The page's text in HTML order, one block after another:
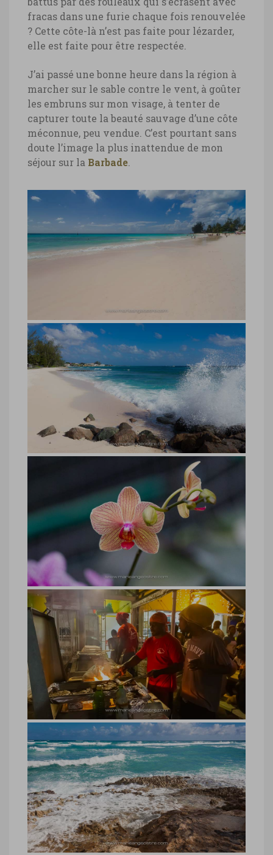
fracas dans une furie chaque fois renouvelée
? Cette côte-là n’est pas faite pour lézarder,
elle est faite pour être respectée.
J’ai passé une bonne heure dans la région à
marcher sur le sable contre le vent, à goûter
les embruns sur mon visage, à tenter de
capturer toute la beauté sauvage d’une côte
méconnue, peu vendue. C’est pourtant sans
doute l’image la plus inattendue de mon
séjour sur la Barbade
Barbade, plage de l’Ouest pour
famille
Barbade, plage de l’Ouest pour famille ©
Marie-Ange Ostré
Barbade, plage de l’Ouest
Barbade, plage de l’Ouest © Marie-Ange
Ostré
Barbade, Orchid World
Barbade, Orchid World © Marie-Ange
Ostré
Barbade, Oistin’s Fish Market en
soirée
Barbade, Oistin’s Fish Market en soirée ©
Marie-Ange Ostré